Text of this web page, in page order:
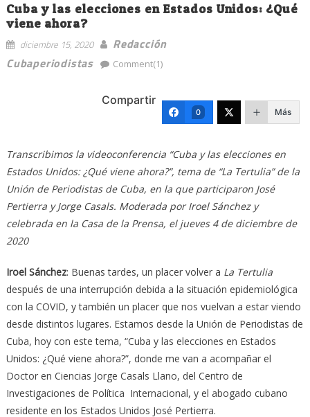
Cuba y las elecciones en Estados Unidos: ¿Qué
viene ahora?
diciembre 15, 2020
Redacción
Cubaperiodistas
Comment(1)
Compartir
0 Más
Transcribimos la videoconferencia “Cuba y las elecciones en
Estados Unidos: ¿Qué viene ahora?”, tema de “La Tertulia” de la
Unión de Periodistas de Cuba, en la que participaron José
Pertierra y Jorge Casals. Moderada por Iroel Sánchez y
celebrada en la Casa de la Prensa, el jueves 4 de diciembre de
2020
Iroel Sánchez: Buenas tardes, un placer volver a La Tertulia
después de una interrupción debida a la situación epidemiológica
con la COVID, y también un placer que nos vuelvan a estar viendo
desde distintos lugares. Estamos desde la Unión de Periodistas de
Cuba, hoy con este tema, “Cuba y las elecciones en Estados
Unidos: ¿Qué viene ahora?”, donde me van a acompañar el
Doctor en Ciencias Jorge Casals Llano, del Centro de
Investigaciones de Política Internacional, y el abogado cubano
residente en los Estados Unidos José Pertierra.